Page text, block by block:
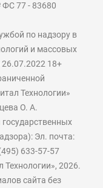
77 - 83680
по надзору в
и массовых
18+
Технологии»
О. А.
Эл. почта:
633-57-57
2026.
сайта без